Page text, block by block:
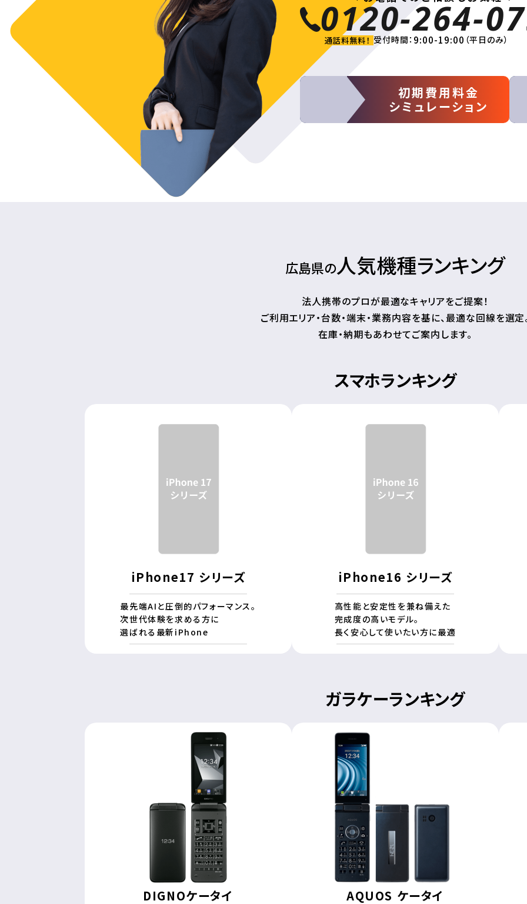
0120-264-
通話料無料！ 受付時間： 9:00-19:00 （平日のみ）
初期費用料金
シミュレーション
広島県の人気機種ランキング
法人携帯のプロが最適なキャリアをご提案！
ご利用エリア・台数・端末・業務内容を基に、最適な回線を選定
在庫・納期もあわせてご案内します。
スマホランキング
iPhone17 シリーズ
最先端AIと圧倒的パフォーマンス。
次世代体験を求める方に
選ばれる最新iPhone
iPhone16 シリーズ
高性能と安定性を兼ね備えた
完成度の高いモデル。
長く安心して使いたい方に最適
ガラケーランキング
DIGNOケータイ
AQUOS ケータイ